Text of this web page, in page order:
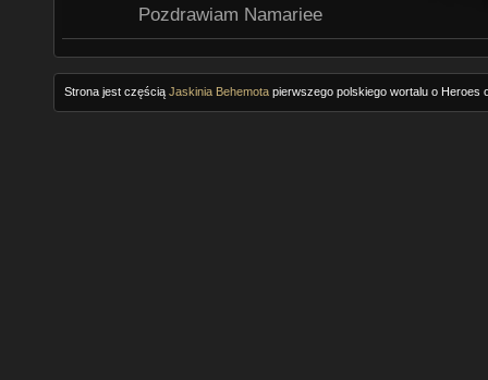
Pozdrawiam Namariee
Strona jest częścią Jaskinia Behemotapierwszego polskiego wortalu o Heroes